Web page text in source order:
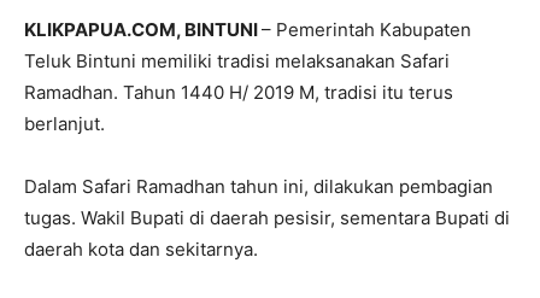
KLIKPAPUA.COM, BINTUNI– Pemerintah Kabupaten
Teluk Bintuni memiliki tradisi melaksanakan Safari
Ramadhan. Tahun 1440 H/ 2019 M, tradisi itu terus
berlanjut.
Dalam Safari Ramadhan tahun ini, dilakukan pembagian
tugas. Wakil Bupati di daerah pesisir, sementara Bupati di
daerah kota dan sekitarnya.